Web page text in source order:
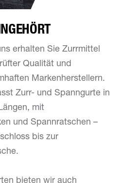
erhalten Sie Zurrmittel
Qualität und
Markenherstellern.
Zurr- und Spanngurte in
mit
und Spannratschen –
bis zur
bieten wir auch